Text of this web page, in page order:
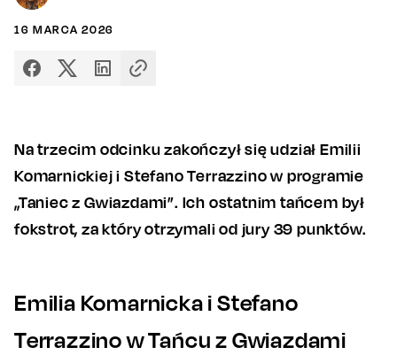
16 MARCA 2026
Na trzecim odcinku zakończył się udział Emilii
Komarnickiej i Stefano Terrazzino w programie
„Taniec z Gwiazdami”. Ich ostatnim tańcem był
fokstrot, za który otrzymali od jury 39 punktów.
Emilia Komarnicka i Stefano
Terrazzino w Tańcu z Gwiazdami